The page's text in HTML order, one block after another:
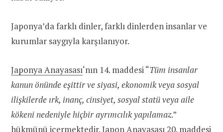
Japonya’da farklı dinler, farklı dinlerden insanlar ve
kurumlar saygıyla karşılanıyor.
Japonya Anayasası‘nın 14. maddesi “Tüm insanlar
kanun önünde eşittir ve siyasi, ekonomik veya sosyal
ilişkilerde ırk, inanç, cinsiyet, sosyal statü veya aile
kökeni nedeniyle hiçbir ayrımcılık yapılamaz.”
hükmünü içermektedir. Japon Anayasası 20. maddesi